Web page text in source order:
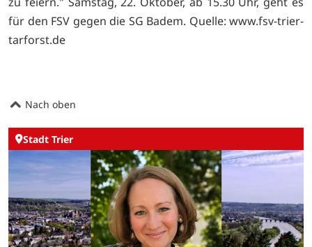
für den FSV gegen die SG Badem. Quelle: www.fsv-trier-
tarforst.de
Nach oben
Stadt Trier